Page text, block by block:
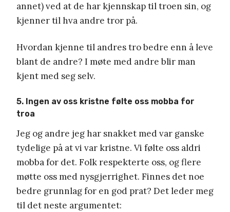
annet) ved at de har kjennskap til troen sin, og
kjenner til hva andre tror på.
Hvordan kjenne til andres tro bedre enn å leve
blant de andre? I møte med andre blir man
kjent med seg selv.
5. Ingen av oss kristne følte oss mobba for
troa
Jeg og andre jeg har snakket med var ganske
tydelige på at vi var kristne. Vi følte oss aldri
mobba for det. Folk respekterte oss, og flere
møtte oss med nysgjerrighet. Finnes det noe
bedre grunnlag for en god prat? Det leder meg
til det neste argumentet: